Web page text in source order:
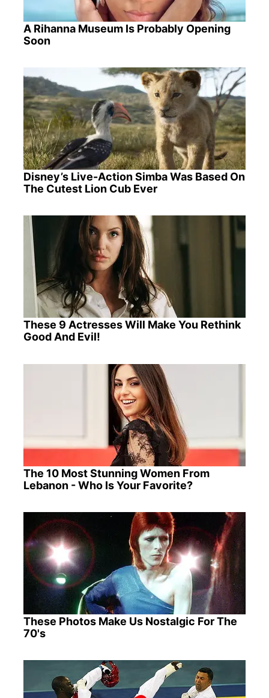
A Rihanna Museum Is Probably Opening
Soon
Disney’s Live-Action Simba Was Based On
The Cutest Lion Cub Ever
These 9 Actresses Will Make You Rethink
Good And Evil!
The 10 Most Stunning Women From
Lebanon - Who Is Your Favorite?
These Photos Make Us Nostalgic For The
70's